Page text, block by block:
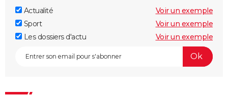
Actualité
Voir un exemple
Sport
Voir un exemple
Les dossiers d'actu
Voir un exemple